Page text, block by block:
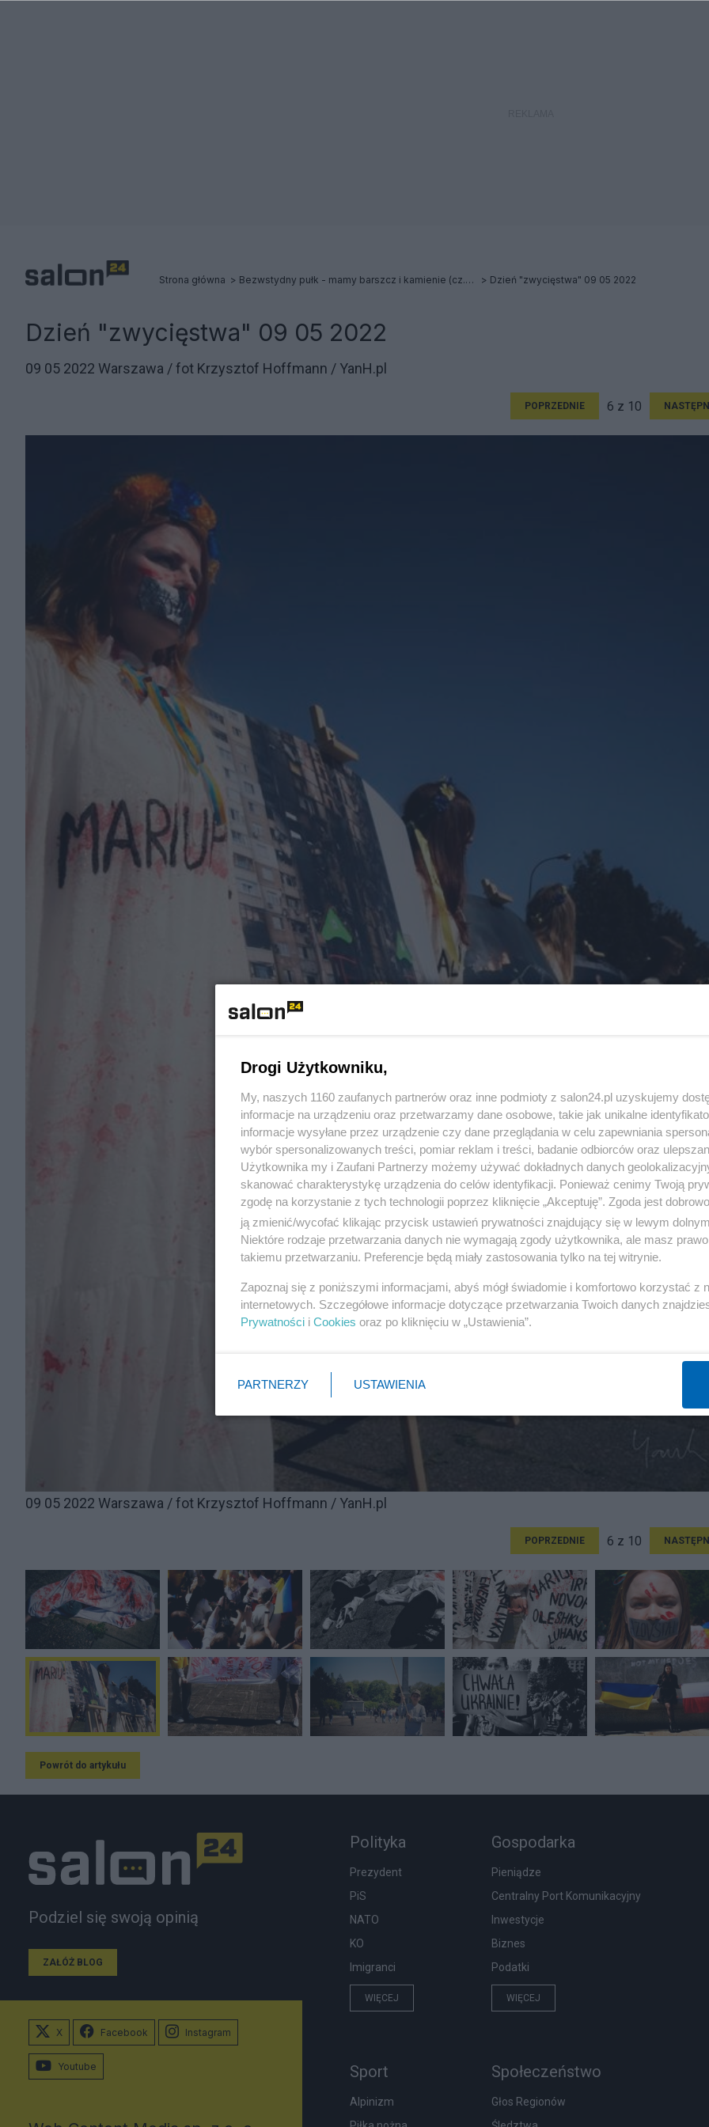
Strona główna Bezwstydny pułk - mamy barszcz i kamienie (cz.3 i ostatnia) Dzień "zwycięstwa" 09 05 2022
Dzień "zwycięstwa" 09 05 2022
09 05 2022 Warszawa / fot Krzysztof Hoffmann / YanH.pl
POPRZEDNIE 6 z 10
09 05 2022 Warszawa / fot Krzysztof Hoffmann / YanH.pl
POPRZEDNIE 6 z 10
Powrót do artykułu
Podziel się swoją opinią
ZAŁÓŻ BLOG
Polityka
Prezydent
PiS
NATO
KO
Imigranci
WIĘCEJ
Gospodarka
Pieniądze
Centralny Port Komunikacyjny
Inwestycje
Biznes
Podatki
WIĘCEJ
Sport
Alpinizm
Społeczeństwo
Głos Regionów
X Facebook Instagram
Youtube
Drogi Użytkowniku,
My, naszych 1160 zaufanych partnerów oraz inne podmioty z salon24.pl uzyskujemy
informacje na urządzeniu oraz przetwarzamy dane osobowe, takie jak unikalne
informacje wysyłane przez urządzenie czy dane przeglądania w celu zapewniania
wybór spersonalizowanych treści, pomiar reklam i treści, badanie odbiorców oraz
Użytkownika my i Zaufani Partnerzy możemy używać dokładnych danych
skanować charakterystykę urządzenia do celów identyfikacji. Ponieważ cenimy Twoją
zgodę na korzystanie z tych technologii poprzez kliknięcie „Akceptuję”. Zgoda jest
ją zmienić/wycofać klikając przycisk ustawień prywatności znajdujący się w lewym
Niektóre rodzaje przetwarzania danych nie wymagają zgody użytkownika, ale masz
takiemu przetwarzaniu. Preferencje będą miały zastosowania tylko na tej witrynie.
Zapoznaj się z poniższymi informacjami, abyś mógł świadomie i komfortowo korzystać z
internetowych. Szczegółowe informacje dotyczące przetwarzania Twoich danych
Prywatności i Cookies oraz po kliknięciu w „Ustawienia”.
PARTNERZY USTAWIENIA